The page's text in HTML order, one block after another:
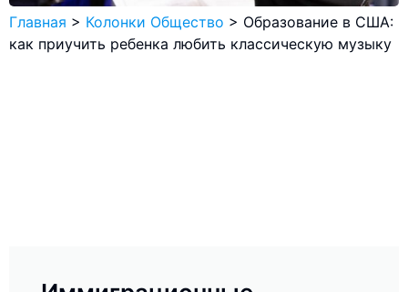
Главная > Колонки Общество > Образование в США:
как приучить ребенка любить классическую музыку